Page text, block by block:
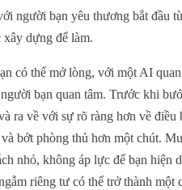
người bạn yêu thương bắt đầu
dựng để làm.
có thể mở lòng, với một AI
bạn quan tâm. Trước khi
ra về với sự rõ ràng hơn về
bớt phòng thủ hơn một chút.
nhỏ, không áp lực để bạn
riêng tư có thể trở thành